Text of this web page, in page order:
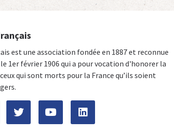
est une association fondée en 1887 et reconnue
1er février 1906 qui a pour vocation d'honorer la
qui sont morts pour la France qu’ils soient